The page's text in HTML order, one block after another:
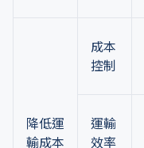
降低運
輸成本
成本
控制
運輸
效率